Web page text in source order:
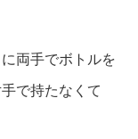
両手でボトルを
で持たなくて